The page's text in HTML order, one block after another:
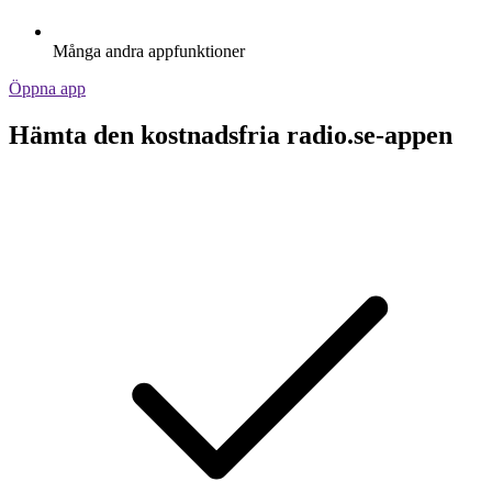
Många andra appfunktioner
Öppna app
Hämta den kostnadsfria radio.se-appen